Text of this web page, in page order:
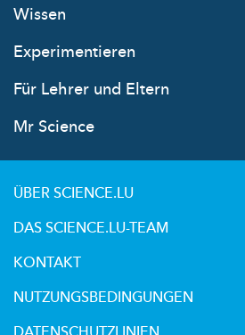
Wissen
Experimentieren
Für Lehrer und Eltern
Mr Science
ÜBER SCIENCE.LU
DAS SCIENCE.LU-TEAM
KONTAKT
NUTZUNGSBEDINGUNGEN